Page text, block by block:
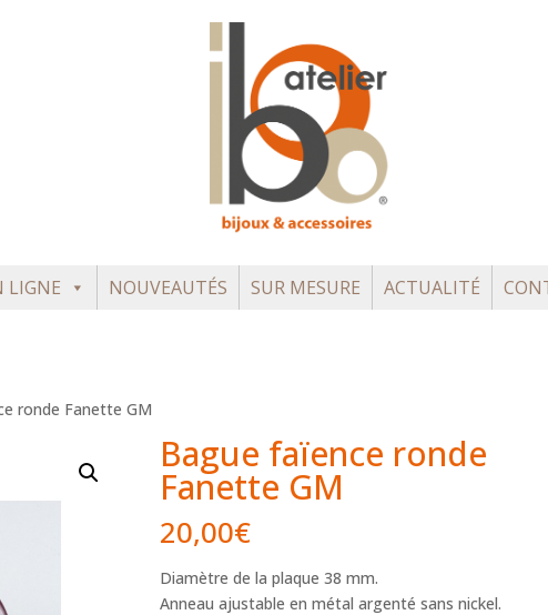
LIGNE NOUVEAUTÉS SUR MESURE ACTUALITÉ
ronde Fanette GM
Bague faïence ronde
Fanette GM
20,00€
Diamètre de la plaque 38 mm.
Anneau ajustable en métal argenté sans nickel.